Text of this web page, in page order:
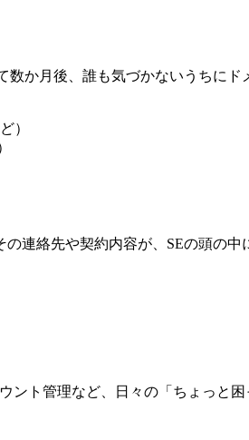
か月後、誰も気づかないうちに
）
連絡先や契約内容が、SEの頭の中
ト管理など、日々の「ちょっと